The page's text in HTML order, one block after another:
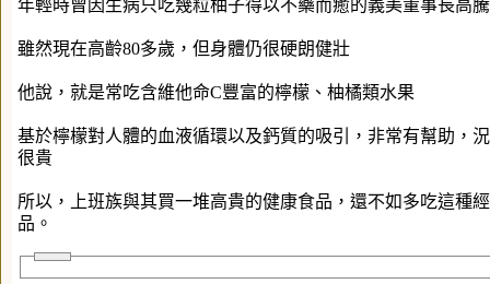
年輕時曾因生病只吃幾粒柚子得以不藥而癒的義美董事長高騰
雖然現在高齡80多歲，但身體仍很硬朗健壯
他說，就是常吃含維他命C豐富的檸檬、柚橘類水果
基於檸檬對人體的血液循環以及鈣質的吸引，非常有幫助，
很貴
所以，上班族與其買一堆高貴的健康食品，還不如多吃這種
品。